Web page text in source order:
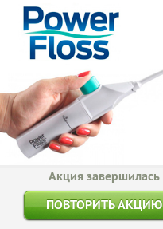
Акция завершилась
ПОВТОРИТЬ АКЦИЮ